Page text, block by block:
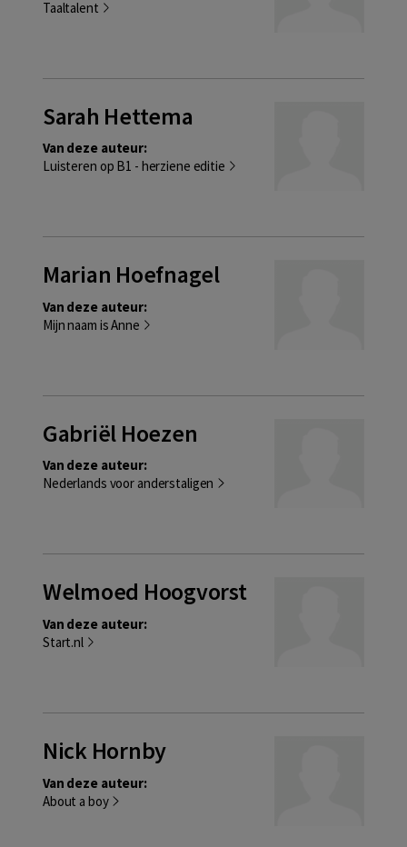
Taaltalent
Sarah Hettema
Van deze auteur:
Luisteren op B1 - herziene editie
Marian Hoefnagel
Van deze auteur:
Mijn naam is Anne
Gabriël Hoezen
Van deze auteur:
Nederlands voor anderstaligen
Welmoed Hoogvorst
Van deze auteur:
Start.nl
Nick Hornby
Van deze auteur:
About a boy